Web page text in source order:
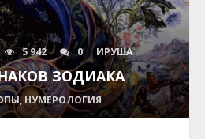
5 942 0 ИРУША
ЗОДИАКА
НУМЕРОЛОГИЯ